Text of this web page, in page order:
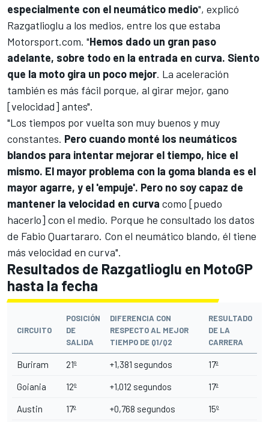
especialmente con el neumático medio", explicó
Razgatlioglu a los medios, entre los que estaba
Motorsport.com. "Hemos dado un gran paso
adelante, sobre todo en la entrada en curva. Siento
que la moto gira un poco mejor. La aceleración
también es más fácil porque, al girar mejor, gano
[velocidad] antes".
"Los tiempos por vuelta son muy buenos y muy
constantes. Pero cuando monté los neumáticos
blandos para intentar mejorar el tiempo, hice el
mismo. El mayor problema con la goma blanda es el
mayor agarre, y el 'empuje'. Pero no soy capaz de
mantener la velocidad en curva como [puedo
hacerlo] con el medio. Porque he consultado los datos
de Fabio Quartararo. Con el neumático blando, él tiene
más velocidad en curva".
Resultados de Razgatlioglu en MotoGP
hasta la fecha
CIRCUITO
POSICIÓN
DE
SALIDA
DIFERENCIA CON
RESPECTO AL MEJOR
TIEMPO DE Q1/Q2
RESULTADO
DE LA
CARRERA
Buriram 21º +1,381 segundos 17º
Goiania 12º +1,012 segundos 17º
Austin 17º +0,768 segundos 15º